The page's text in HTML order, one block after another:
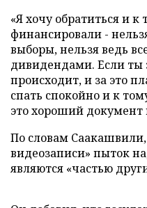
«Я хочу обратиться и
финансировали -
выборы, нельзя ведь
дивидендами. Если ты
происходит, и за это
спать спокойно и к
это хороший документ
По словам
видеозаписи» пыток
являются «частью